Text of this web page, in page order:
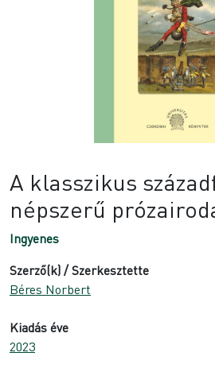
A klasszikus
népszerű
Ingyenes
Szerző(k) / Szerkesztette
Béres Norbert
Kiadás éve
2023